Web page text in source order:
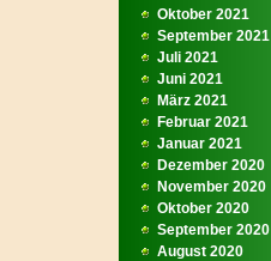
Oktober 2021
September 2021
Juli 2021
Juni 2021
März 2021
Februar 2021
Januar 2021
Dezember 2020
November 2020
Oktober 2020
September 2020
August 2020